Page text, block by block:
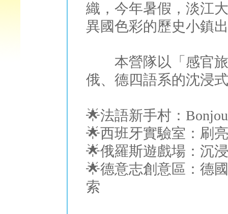
織，今年暑假，淡江
異國色彩的歷史小鎮
本營隊以「感官旅
俄、德四語系的沈浸
🌟法語新手村：
🌟西班牙實驗室：刷
🌟俄羅斯遊戲場：沉
🌟德意志創意區：德
索